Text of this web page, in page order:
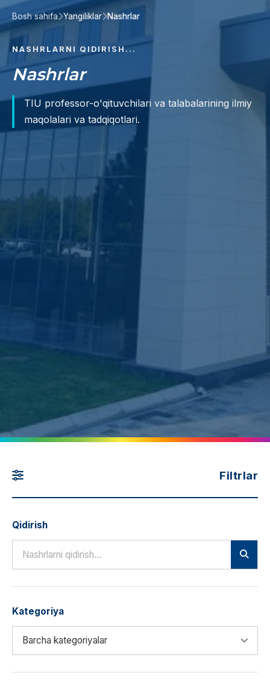
Bosh sahifa Yangiliklar Nashrlar
NASHRLARNI QIDIRISH...
Nashrlar
TIU professor-o'qituvchilari va talabalarining ilmiy
maqolalari va tadqiqotlari.
Filtrlar
Qidirish
Kategoriya